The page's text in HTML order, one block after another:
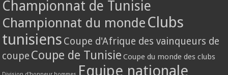
Championnat de Tunisie
Championnat du monde Clubs
tunisiens Coupe d'Afrique des vainqueurs de
coupe Coupe de Tunisie Coupe du monde des clubs
Equipe nationale